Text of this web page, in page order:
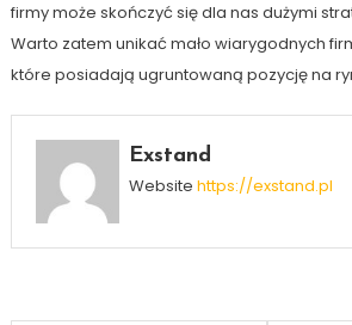
firmy może skończyć się dla nas dużymi
Warto zatem unikać mało wiarygodnych
które posiadają ugruntowaną pozycję na
Exstand
Website https://exstand.pl